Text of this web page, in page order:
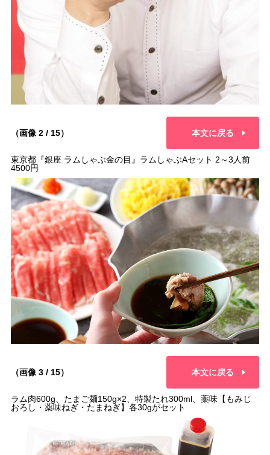
（画像 2 / 15） 本文に戻る
東京都『銀座 ラムしゃぶ金の目』ラムしゃぶAセット 2～3人前
4500円
（画像 3 / 15） 本文に戻る
ラム肉600g、たまご麺150g×2、特製たれ300ml、薬味【もみじ
おろし・薬味ねぎ・たまねぎ】各30gがセット